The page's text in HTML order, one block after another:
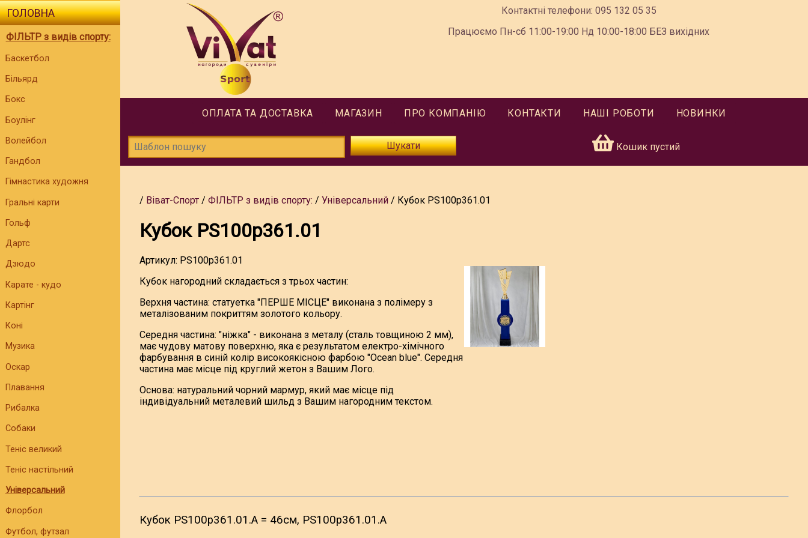
Контактні телефони: 095 132 05 35
Працюємо Пн-сб 11:00-19:00 Нд 10:00-18:00 БЕЗ вихідних
ОПЛАТА ТА ДОСТАВКА МАГАЗИН ПРО КОМПАНІЮ КОНТАКТИ НАШІ РОБОТИ НОВИНКИ
Шукати Кошик пустий
ГОЛОВНА
ФІЛЬТР з видів спорту:
Баскетбол
Більярд
Бокс
Боулінг
Волейбол
Гандбол
Гімнастика художня
Гральні карти
Гольф
Дартс
Дзюдо
Карате - кудо
Картінг
Коні
Музика
Оскар
Плавання
Рибалка
Собаки
Теніс великий
Теніс настільний
Універсальний
Флорбол
Футбол, футзал
Віват-Спорт ФІЛЬТР з видів спорту: Універсальний Кубок PS100p361.01
Кубок PS100p361.01
Артикул: PS100p361.01
Кубок нагородний складається з трьох частин:
Верхня частина: статуетка "ПЕРШЕ МІСЦЕ" виконана з полімеру з
металізованим покриттям золотого кольору.
Середня частина: "ніжка" - виконана з металу (сталь товщиною 2 мм),
має чудову матову поверхню, яка є результатом електро-хімічного
фарбування в синій колір високоякісною фарбою "Ocean blue". Середня
частина має місце під круглий жетон з Вашим Лого.
Основа: натуральний чорний мармур, який має місце під
індивідуальний металевий шильд з Вашим нагородним текстом.
Кубок PS100p361.01.A = 46см, PS100p361.01.A